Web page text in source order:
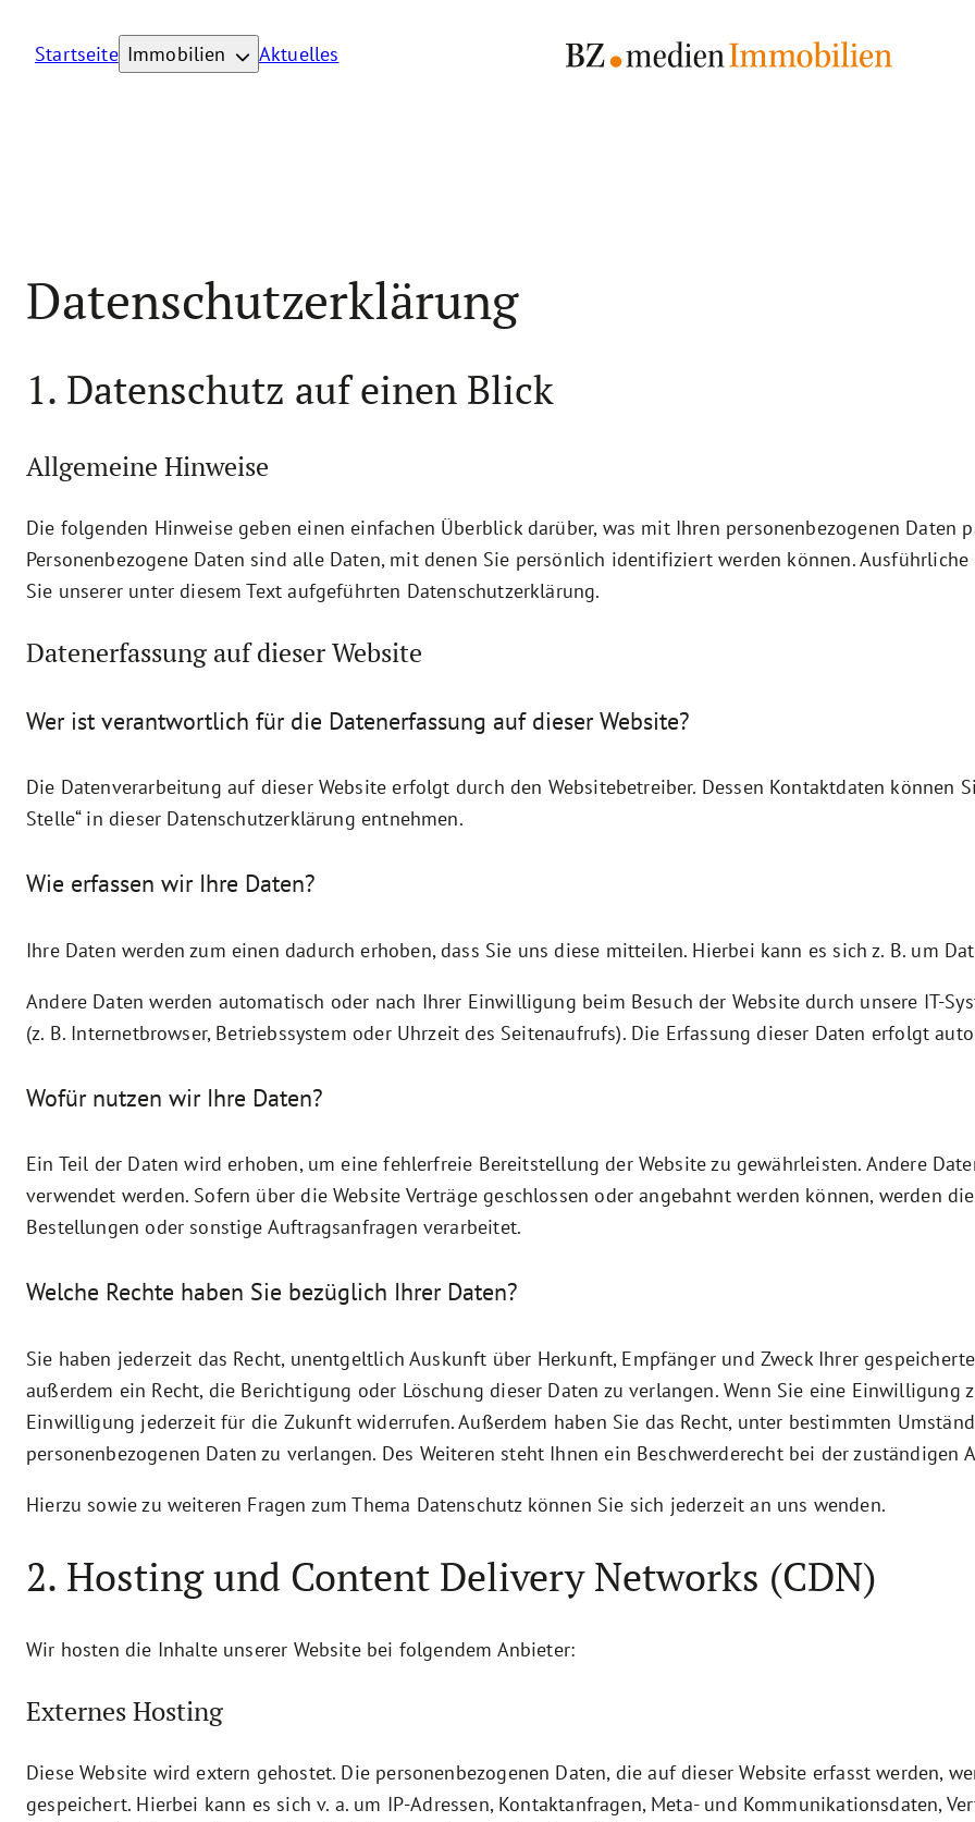
springenStartseite Immobilien Aktuelles
Datenschutz­erklärung
1. Datenschutz auf einen Blick
Allgemeine Hinweise
Die folgenden Hinweise geben einen einfachen Überblick darüber, was mit Ihren personenbezogenen Daten
Personenbezogene Daten sind alle Daten, mit denen Sie persönlich identifiziert werden können.
Sie unserer unter diesem Text aufgeführten Datenschutzerklärung.
Datenerfassung auf dieser Website
Wer ist verantwortlich für die Datenerfassung auf dieser Website?
Die Datenverarbeitung auf dieser Website erfolgt durch den Websitebetreiber. Dessen Kontaktdaten können
Stelle“ in dieser Datenschutzerklärung entnehmen.
Wie erfassen wir Ihre Daten?
Ihre Daten werden zum einen dadurch erhoben, dass Sie uns diese mitteilen. Hierbei kann es sich z. B. um
Andere Daten werden automatisch oder nach Ihrer Einwilligung beim Besuch der Website durch unsere IT-
(z. B. Internetbrowser, Betriebssystem oder Uhrzeit des Seitenaufrufs). Die Erfassung dieser Daten erfolgt
Wofür nutzen wir Ihre Daten?
Ein Teil der Daten wird erhoben, um eine fehlerfreie Bereitstellung der Website zu gewährleisten. Andere
verwendet werden. Sofern über die Website Verträge geschlossen oder angebahnt werden können, werden
Bestellungen oder sonstige Auftragsanfragen verarbeitet.
Welche Rechte haben Sie bezüglich Ihrer Daten?
Sie haben jederzeit das Recht, unentgeltlich Auskunft über Herkunft, Empfänger und Zweck Ihrer
außerdem ein Recht, die Berichtigung oder Löschung dieser Daten zu verlangen. Wenn Sie eine
Einwilligung jederzeit für die Zukunft widerrufen. Außerdem haben Sie das Recht, unter bestimmten
personenbezogenen Daten zu verlangen. Des Weiteren steht Ihnen ein Beschwerderecht bei der zuständigen
Hierzu sowie zu weiteren Fragen zum Thema Datenschutz können Sie sich jederzeit an uns wenden.
2. Hosting und Content Delivery Networks (CDN)
Wir hosten die Inhalte unserer Website bei folgendem Anbieter:
Externes Hosting
Diese Website wird extern gehostet. Die personenbezogenen Daten, die auf dieser Website erfasst werden,
gespeichert. Hierbei kann es sich v. a. um IP-Adressen, Kontaktanfragen, Meta- und Kommunikationsdaten,